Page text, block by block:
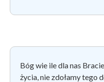
Bóg wie ile dla nas
życia, nie zdołamy tego